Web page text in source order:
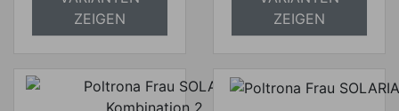
versandkostenfrei
ZEIGEN
ZEIGEN